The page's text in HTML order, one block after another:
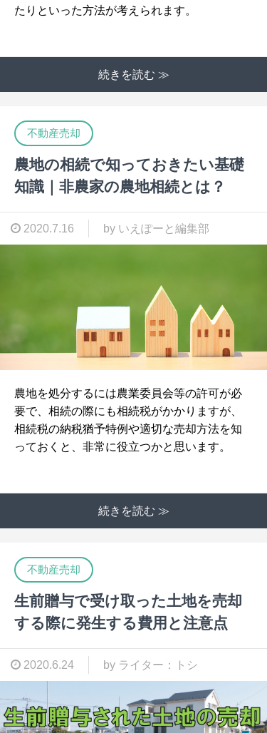
たりといった方法が考えられます。
続きを読む ≫
不動産売却
農地の相続で知っておきたい基礎
知識｜非農家の農地相続とは？
2020.7.16 by いえぽーと編集部
農地を処分するには農業委員会等の許可が必
要で、相続の際にも相続税がかかりますが、
相続税の納税猶予特例や適切な売却方法を知
っておくと、非常に役立つかと思います。
続きを読む ≫
不動産売却
生前贈与で受け取った土地を売却
する際に発生する費用と注意点
2020.6.24 by ライター：トシ